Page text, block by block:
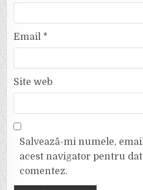
Email *
Site web
Salvează-mi numele,
acest navigator pentru
comentez.